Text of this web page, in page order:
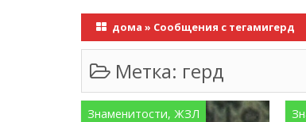
дома » Сообщения с тегамигерд
Метка: герд
Знаменитости, ЖЗЛ